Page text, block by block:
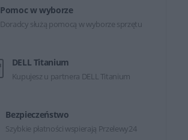
Pomoc w wyborze
Doradcy służą pomocą w wyborze sprzętu
DELL Titanium
Kupujesz u partnera DELL Titanium
Bezpieczeństwo
Szybkie płatności wspierają Przelewy24